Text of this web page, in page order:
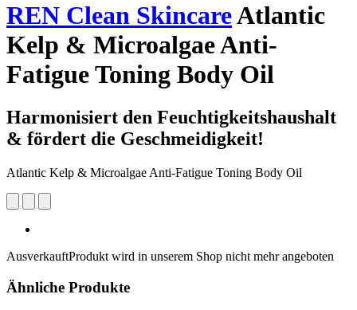
REN Clean SkincareAtlantic
Kelp & Microalgae Anti-
Fatigue Toning Body Oil
Harmonisiert den Feuchtigkeitshaushalt
& fördert die Geschmeidigkeit!
Atlantic Kelp & Microalgae Anti-Fatigue Toning Body Oil
AusverkauftProdukt wird in unserem Shop nicht mehr angeboten
Ähnliche Produkte